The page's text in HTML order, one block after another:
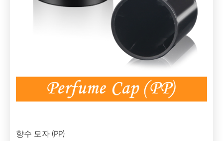
향수 모자 (PP)